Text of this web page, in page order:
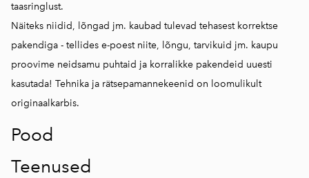
taasringlust.
Näiteks niidid, lõngad jm. kaubad tulevad tehasest korrektse
pakendiga - tellides e-poest niite, lõngu, tarvikuid jm. kaupu
proovime neidsamu puhtaid ja korralikke pakendeid uuesti
kasutada! Tehnika ja rätsepamannekeenid on loomulikult
originaalkarbis.
Pood
Teenused